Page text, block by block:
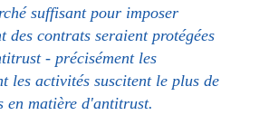
suffisant pour imposer
des contrats seraient protégées
- précisément les
les activités suscitent le plus de
en matière d'antitrust.